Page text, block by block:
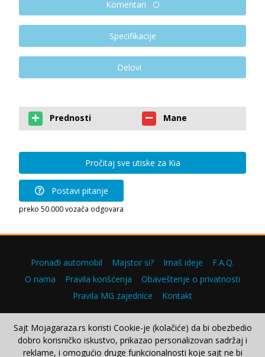
Komentari
Specifikacije
Delovi
Prednosti Mane
Pročitaj sve utiske za Kia
Postavi pitanje
preko 50.000 vozača odgovara
Pronađi automobil Majstor si? Imaš ideje
F.A.Q.
O nama
Pravila korišćenja
Obaveštenje o privatnosti
Pravila MG zajednice
Kontakt
Copyright © 2000–2026.
Sajt Mojagaraza.rs koristi Cookie-je (kolačiće) da bi obezbedio
dobro korisničko iskustvo, prikazao personalizovan sadržaj i
reklame, i omogućio druge funkcionalnosti koje sajt ne bi